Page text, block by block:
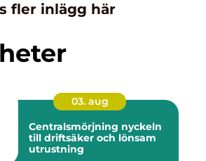
fler inlägg här
03. aug
Centralsmörjning nyckeln
till driftsäker och lönsam
utrustning